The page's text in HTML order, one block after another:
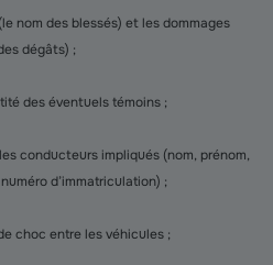
nom des blessés) et les dommages
dégâts) ;
des éventuels témoins ;
conducteurs impliqués (nom, prénom,
d’immatriculation) ;
choc entre les véhicules ;